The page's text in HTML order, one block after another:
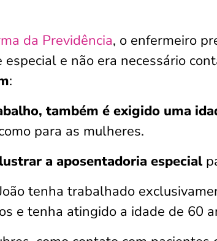
da Previdência, o enfermeiro
e não era necessário
:
também é exigido uma
para as mulheres.
a aposentadoria especial
tenha trabalhado
e tenha atingido a idade de 60